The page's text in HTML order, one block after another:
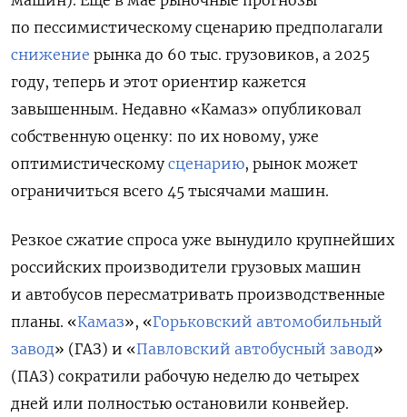
по пессимистическому сценарию предполагали
снижение рынка до 60 тыс. грузовиков, а 2025
году, теперь и этот ориентир кажется
завышенным. Недавно «Камаз» опубликовал
собственную оценку: по их новому, уже
оптимистическому сценарию, рынок может
ограничиться всего 45 тысячами машин.
Резкое сжатие спроса уже вынудило крупнейших
российских производители грузовых машин
и автобусов пересматривать производственные
планы. «Камаз», «Горьковский автомобильный
завод» (ГАЗ) и «Павловский автобусный завод»
(ПАЗ) сократили рабочую неделю до четырех
дней или полностью остановили конвейер.